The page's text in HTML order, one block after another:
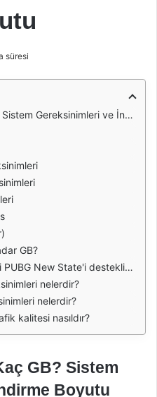
süresi
Gereksinimleri ve İndirme Boyutu
GB?
New State'i destekliyor?
nelerdir?
nelerdir?
kalitesi nasıldır?
GB? Sistem
Boyutu